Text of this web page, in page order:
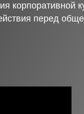
корпоративной
перед